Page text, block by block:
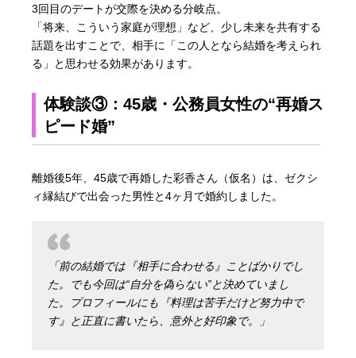
3回目のデートが交際を決める分岐点。
「将来、こういう家庭が理想」など、少し未来を共有する
話題を出すことで、相手に「この人となら結婚を考えられ
る」と思わせる効果があります。
体験談③：45歳・公務員女性の“再婚ス
ピード婚”
離婚後5年、45歳で再婚した彩香さん（仮名）は、ゼクシ
ィ縁結びで出会った男性と4ヶ月で婚約しました。
「前の結婚では『相手に合わせる』ことばかりでし
た。でも今回は“自分を偽らない”と決めていまし
た。プロフィールにも『料理は苦手だけど努力中で
す』と正直に書いたら、意外と好印象で。」